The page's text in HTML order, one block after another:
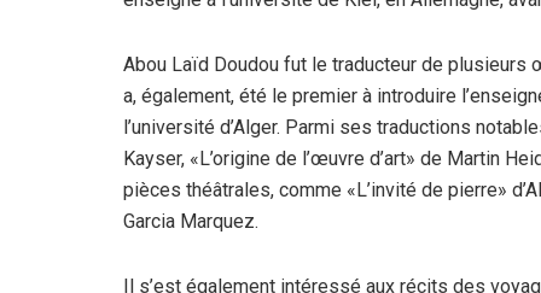
Abou Laïd Doudou fut le traducteur de plusieurs
a, également, été le premier à introduire
l’université d’Alger. Parmi ses traductions
Kayser, «L’origine de l’œuvre d’art» de Martin
pièces théâtrales, comme «L’invité de pierre»
Garcia Marquez.
Il s’est également intéressé aux récits des